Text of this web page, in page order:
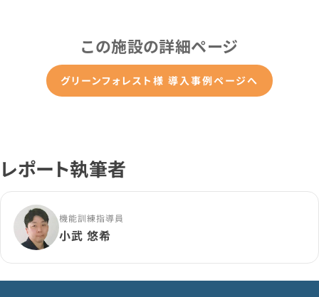
この施設の詳細ページ
グリーンフォレスト様 導入事例ページへ
レポート執筆者
機能訓練指導員
小武 悠希